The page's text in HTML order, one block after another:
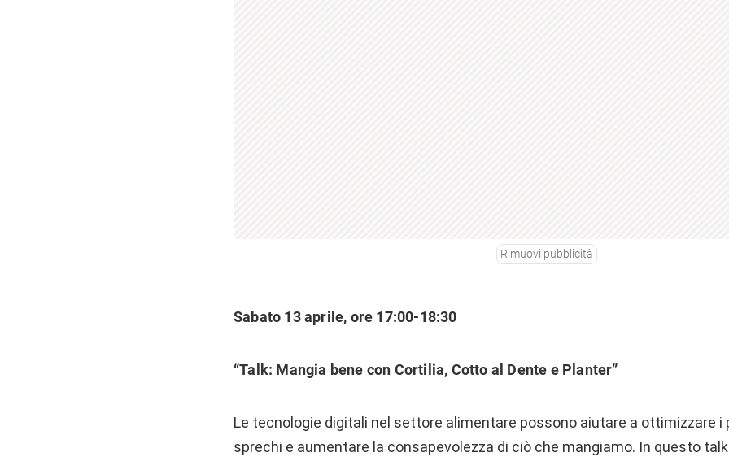
Rimuovi pubblicità
Sabato 13 aprile, ore 17:00-18:30
“Talk: Mangia bene con Cortilia, Cotto al Dente e Planter”
Le tecnologie digitali nel settore alimentare possono aiutare a ottimizzare i
sprechi e aumentare la consapevolezza di ciò che mangiamo. In questo